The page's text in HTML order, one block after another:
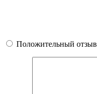
Положительный отзыв